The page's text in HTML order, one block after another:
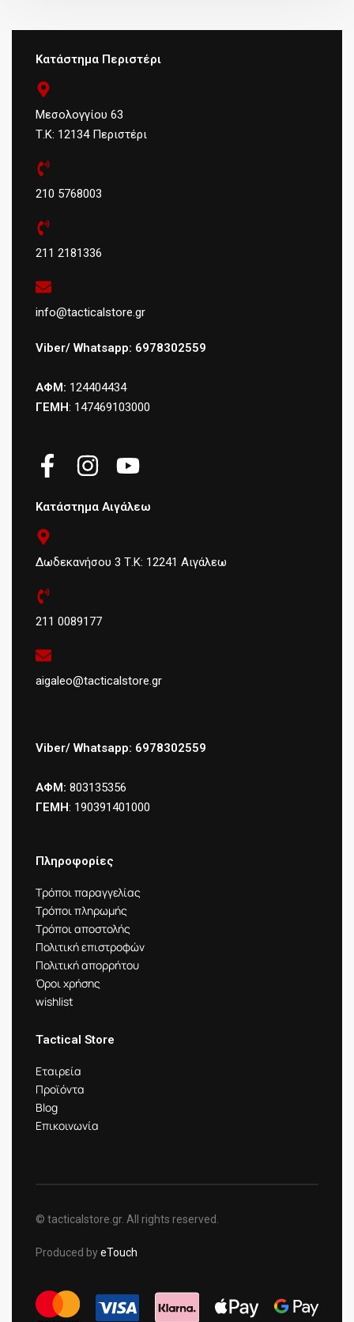
Κατάστημα Περιστέρι
Μεσολογγίου 63
Τ.Κ: 12134 Περιστέρι
210 5768003
211 2181336
info@tacticalstore.gr
Viber/ Whatsapp: 6978302559
ΑΦΜ: 124404434
ΓΕΜΗ: 147469103000
Κατάστημα Αιγάλεω
Δωδεκανήσου 3 Τ.Κ: 12241 Αιγάλεω
211 0089177
aigaleo@tacticalstore.gr
Viber/ Whatsapp: 6978302559
ΑΦΜ: 803135356
ΓΕΜΗ: 190391401000
Πληροφορίες
Τρόποι παραγγελίας
Τρόποι πληρωμής
Τρόποι αποστολής
Πολιτική επιστροφών
Πολιτική απορρήτου
Όροι χρήσης
wishlist
Tactical Store
Εταιρεία
Προϊόντα
Blog
Επικοινωνία
© tacticalstore.gr. All rights reserved.
Produced byeTouch